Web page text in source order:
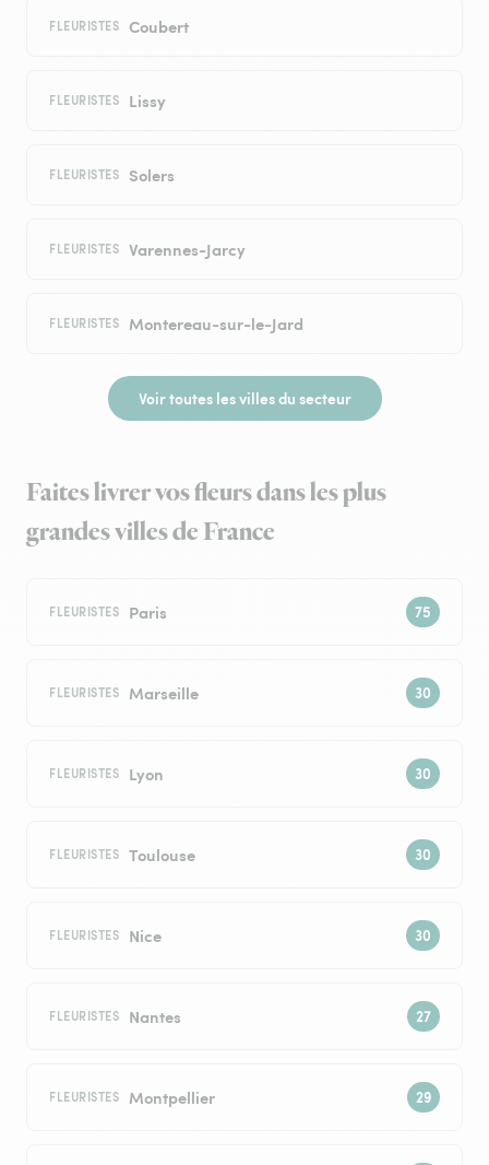
FLEURISTES Coubert
FLEURISTES Lissy
FLEURISTES Solers
FLEURISTES Varennes-Jarcy
FLEURISTES Montereau-sur-le-Jard
Voir toutes les villes du secteur
Faites livrer vos fleurs dans les plus
grandes villes de France
FLEURISTES Paris
FLEURISTES Marseille
FLEURISTES Lyon
FLEURISTES Toulouse
FLEURISTES Nice
FLEURISTES Nantes
FLEURISTES Montpellier